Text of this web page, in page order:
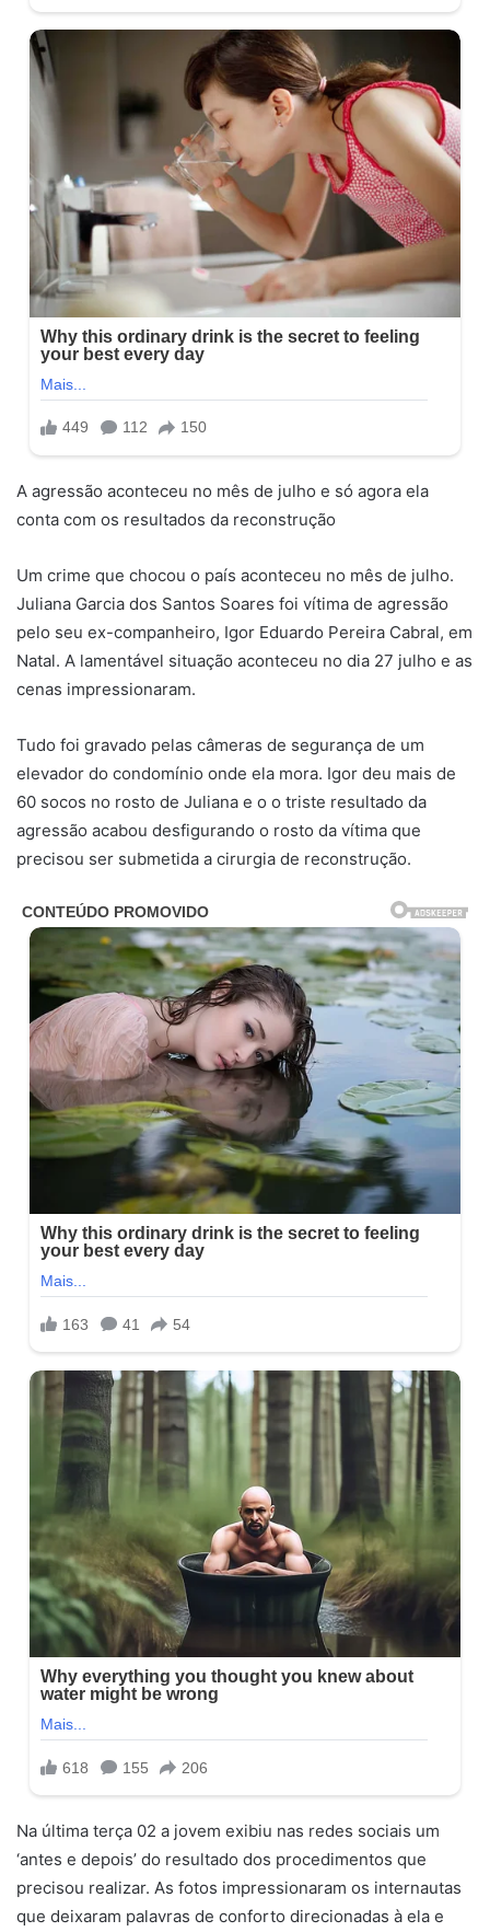
A agressão aconteceu no mês de julho e só agora ela
conta com os resultados da reconstrução
Um crime que chocou o país aconteceu no mês de julho.
Juliana Garcia dos Santos Soares foi vítima de agressão
pelo seu ex-companheiro, Igor Eduardo Pereira Cabral, em
Natal. A lamentável situação aconteceu no dia 27 julho e as
cenas impressionaram.
Tudo foi gravado pelas câmeras de segurança de um
elevador do condomínio onde ela mora. Igor deu mais de
60 socos no rosto de Juliana e o o triste resultado da
agressão acabou desfigurando o rosto da vítima que
precisou ser submetida a cirurgia de reconstrução.
Na última terça 02 a jovem exibiu nas redes sociais um
‘antes e depois’ do resultado dos procedimentos que
precisou realizar. As fotos impressionaram os internautas
que deixaram palavras de conforto direcionadas à ela e